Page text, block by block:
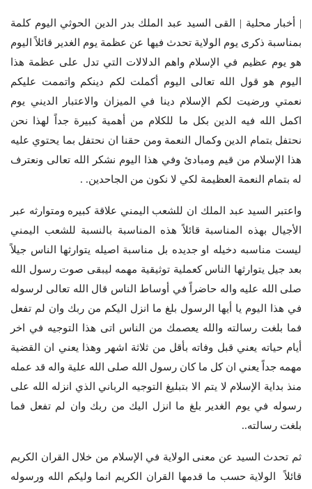
| أخبار محلية | القى السيد عبد الملك بدر الدين الحوثي اليوم كلمة
بمناسبة ذكرى يوم الولاية تحدث فيها عن عظمة يوم الغدير قائلاً اليوم
هو يوم عظيم في الإسلام واهم الدلالات التي تدل على عظمة هذا
اليوم هو قول الله تعالى اليوم أكملت لكم دينكم واتممت عليكم
نعمتي ورضيت لكم الإسلام دينا في الميزان والاعتبار الديني يوم
اكمل الله فيه الدين بكل ما للكلام من أهمية كبيرة جداً لهذا نحن
نحتفل بتمام الدين وكمال النعمة ومن حقنا ان نحتفل بما يحتوي عليه
هذا الإسلام من قيم ومبادئ وفي هذا اليوم نشكر الله تعالى ونعترف
له بتمام النعمة العظيمة لكي لا نكون من الجاحدين. .
واعتبر السيد عبد الملك ان للشعب اليمني علاقة كبيره ومتوارثه عبر
الأجيال بهذه المناسبة قائلاً هذه المناسبة بالنسبة للشعب اليمني
ليست مناسبه دخيله او جديده بل مناسبة اصيله يتوارثها الناس جيلاً
بعد جيل يتوارثها الناس كعملية توثيقية مهمه ليبقى صوت رسول الله
صلى الله عليه واله حاضراً في أوساط الناس قال الله تعالى لرسوله
في هذا اليوم يا أيها الرسول بلغ ما انزل اليكم من ربك وان لم تفعل
فما بلغت رسالته والله يعصمك من الناس اتى هذا التوجيه في اخر
أيام حياته يعني قبل وفاته بأقل من ثلاثة اشهر وهذا يعني ان القضية
مهمه جداً يعني ان كل ما كان رسول الله صلى الله علية واله قد عمله
منذ بداية الإسلام لا يتم الا بتبليغ التوجيه الرباني الذي انزله الله على
رسوله في يوم الغدير بلغ ما انزل اليك من ربك وان لم تفعل فما
بلغت رسالته..
ثم تحدث السيد عن معنى الولاية في الإسلام من خلال القران الكريم
قائلاً الولاية حسب ما قدمها القران الكريم انما وليكم الله ورسوله